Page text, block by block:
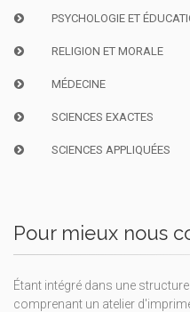
PSYCHOLOGIE ET
RELIGION ET MORALE
MÉDECINE
SCIENCES EXACTES
SCIENCES APPLIQUÉES
Pour mieux nous
Étant intégré dans une
comprenant un atelier